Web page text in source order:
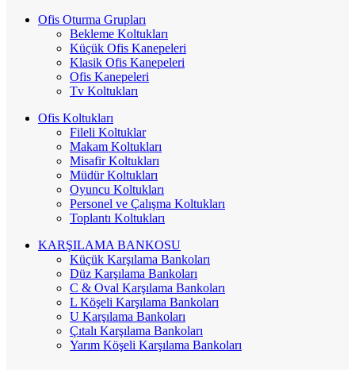
Ofis Oturma Grupları
Bekleme Koltukları
Küçük Ofis Kanepeleri
Klasik Ofis Kanepeleri
Ofis Kanepeleri
Tv Koltukları
Ofis Koltukları
Fileli Koltuklar
Makam Koltukları
Misafir Koltukları
Müdür Koltukları
Oyuncu Koltukları
Personel ve Çalışma Koltukları
Toplantı Koltukları
KARŞILAMA BANKOSU
Küçük Karşılama Bankoları
Düz Karşılama Bankoları
C & Oval Karşılama Bankoları
L Köşeli Karşılama Bankoları
U Karşılama Bankoları
Çıtalı Karşılama Bankoları
Yarım Köşeli Karşılama Bankoları